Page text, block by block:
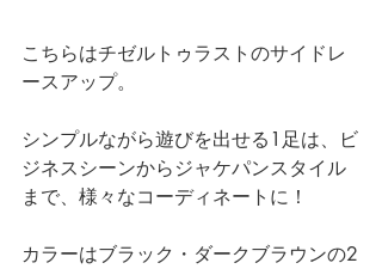
こちらはチゼルトゥラストのサイドレ
ースアップ。
シンプルながら遊びを出せる1足は、ビ
ジネスシーンからジャケパンスタイル
まで、様々なコーディネートに！
カラーはブラック・ダークブラウンの2